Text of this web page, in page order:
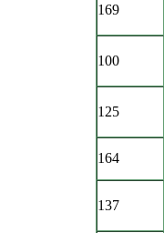
169
100
125
164
137